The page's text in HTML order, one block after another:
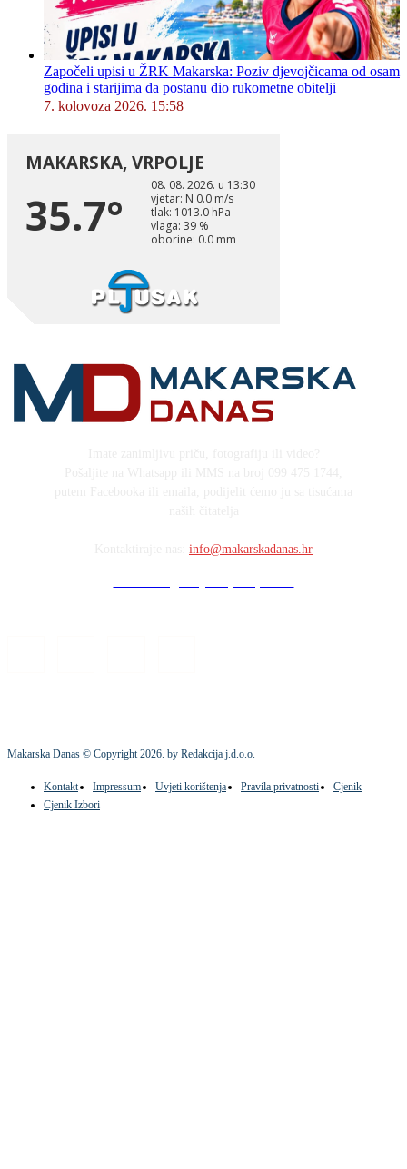
Započeli upisi u ŽRK Makarska: Poziv djevojčicama od osam
godina i starijima da postanu dio rukometne obitelji
7. kolovoza 2026. 15:58
info@makarskadanas.hr
Makarska Danas © Copyright2026. by Redakcija j.d.o.o.
Kontakt Impressum Uvjeti korištenja Pravila privatnosti
Cjenik
Cjenik Izbori